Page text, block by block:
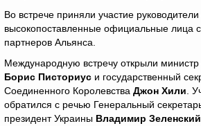
Во встрече приняли участие
высокопоставленные официальные лица
партнеров Альянса.
Международную встречу открыли
Борис Писториус и государственный
Соединенного Королевства Джон Хили .
обратился с речью Генеральный
президент Украины Владимир Зеленский